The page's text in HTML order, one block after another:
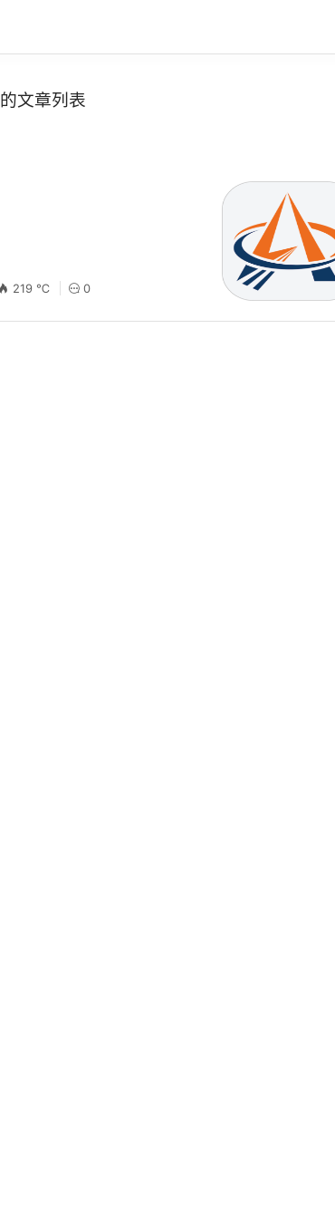
的文章列表
219 ℃ 0